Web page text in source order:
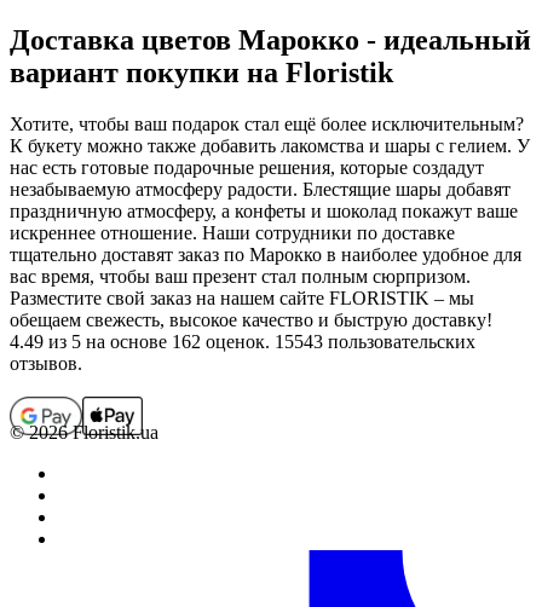
Доставка цветов Марокко - идеальный
вариант покупки на Floristik
Хотите, чтобы ваш подарок стал ещё более исключительным?
К букету можно также добавить лакомства и шары с гелием. У
нас есть готовые подарочные решения, которые создадут
незабываемую атмосферу радости. Блестящие шары добавят
праздничную атмосферу, а конфеты и шоколад покажут ваше
искреннее отношение. Наши сотрудники по доставке
тщательно доставят заказ по Марокко в наиболее удобное для
вас время, чтобы ваш презент стал полным сюрпризом.
Разместите свой заказ на нашем сайте FLORISTIK – мы
обещаем свежесть, высокое качество и быструю доставку!
4.49 из 5 на основе 162 оценок. 15543 пользовательских
отзывов.
© 2026 Floristik.ua